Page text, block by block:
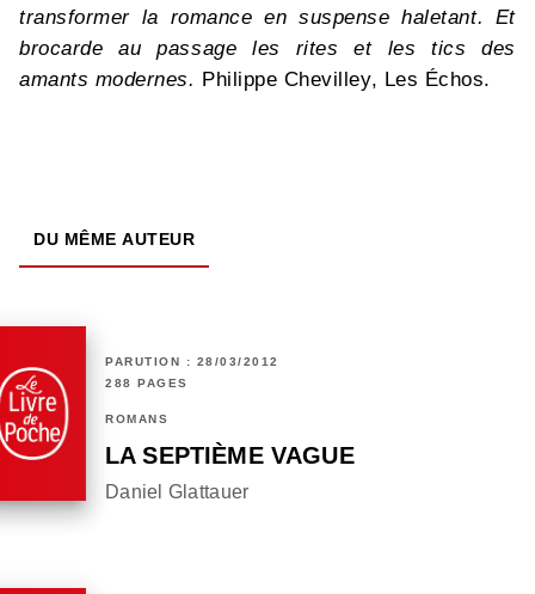
transformer la romance en suspense haletant. Et
brocarde au passage les rites et les tics des
amants modernes. Philippe Chevilley, Les Échos.
DU MÊME AUTEUR
PARUTION : 28/03/2012
288 PAGES
ROMANS
LA SEPTIÈME VAGUE
Daniel Glattauer